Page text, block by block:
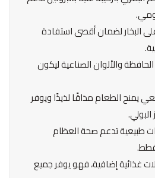
البخار لضمان أقصى استفادة
والألوان الصناعية ليكون
الطعام مذاقًا لذيذًا ويوفر
طبيعية تدعم صحة العظام
غذائية إضافية، فهو يوفر جميع